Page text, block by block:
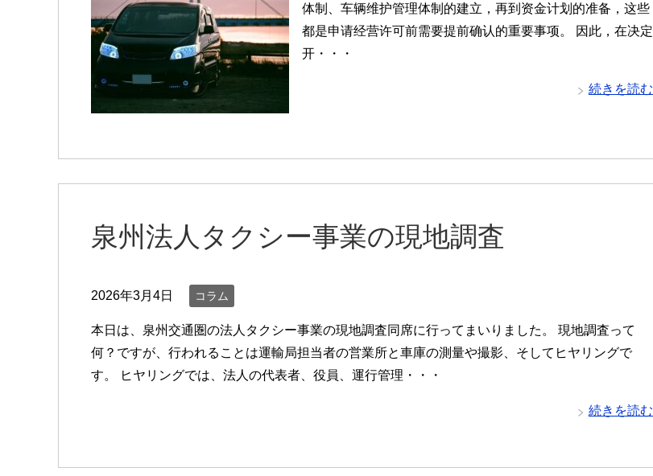
体制、车辆维护管理体制的建立，再到资金计划的准备，这些
都是申请经营许可前需要提前确认的重要事项。 因此，在决定
开・・・
続きを読む
泉州法人タクシー事業の現地調査
2026年3月4日 コラム
本日は、泉州交通圏の法人タクシー事業の現地調査同席に行ってまいりました。 現地調査って
何？ですが、行われることは運輸局担当者の営業所と車庫の測量や撮影、そしてヒヤリングで
す。 ヒヤリングでは、法人の代表者、役員、運行管理・・・
続きを読む